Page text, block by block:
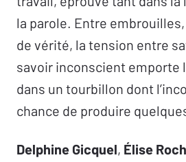
la parole. Entre
de vérité, la tension entre
savoir inconscient emporte
dans un tourbillon dont
chance de produire
Delphine Gicquel, Élise